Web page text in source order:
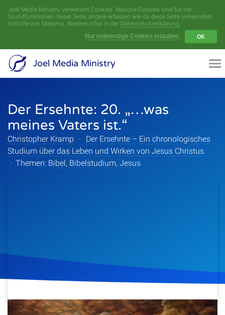
Joel Media Ministry verwendet Cookies. Manche Cookies sind für die
Grundfunktionen dieser Seite, andere erfassen wie du diese Seite verwendest
mithilfe von Matomo. Weitere Infos in der Datenschutzerklärung.
Nur notwendige Cookies erlauben
OK
Joel Media Ministry
Der Ersehnte: 20. „…was
meines Vaters ist.“
Christopher Kramp ·
Der Ersehnte – Ein chronologisches
Studium über das Leben und Wirken von Jesus Christus
· Themen: Bibel, Bibelstudium, Jesus
Menü
Videoarchiv
Serien
Themen